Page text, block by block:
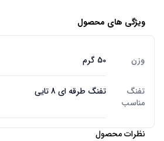
ویژگی های محصول
وزن 50 گرم
تفنگ
مناسب
تفنگ طرقه ای 8 تایی
نظرات محصول